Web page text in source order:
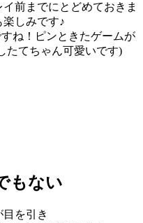
前までにとどめておきま
しみです♪
ね！ピンときたゲームが
たてちゃん可愛いです)
もない
を引き